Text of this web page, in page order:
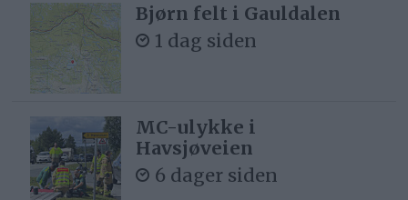
Bjørn felt i Gauldalen
1 dag siden
MC-ulykke i
Havsjøveien
6 dager siden